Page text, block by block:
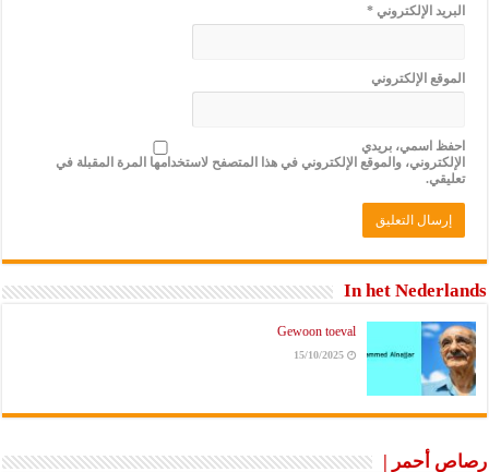
الإلكتروني*
الإلكتروني
اسمي، بريدي
والموقع الإلكتروني في هذا المتصفح لاستخدامها المرة المقبلة في
In het
Gewoon toeval
15/10/2025
أحمر |